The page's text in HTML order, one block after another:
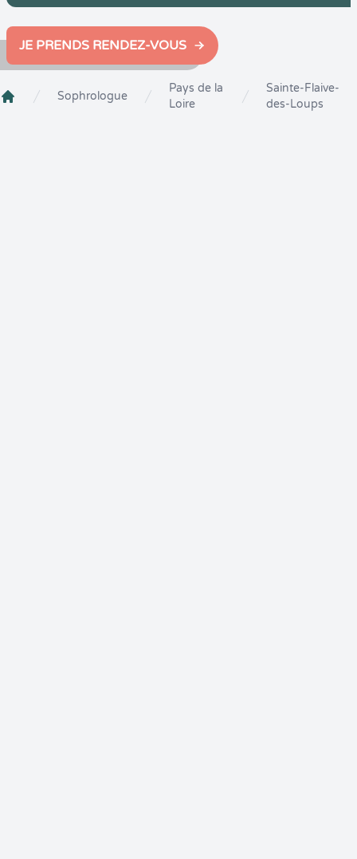
JE PRENDS RENDEZ-VOUS
Sophrologue
Pays de la
Loire
Sainte-Flaive-
des-Loups